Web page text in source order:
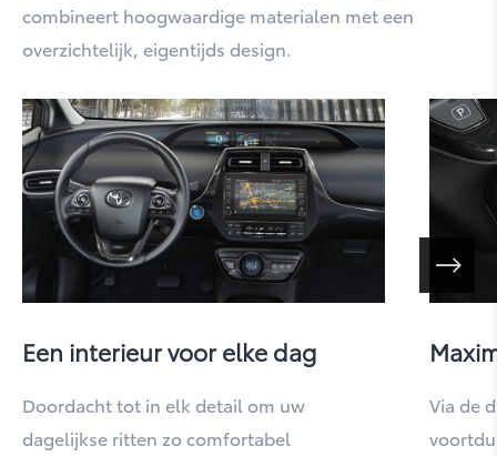
Urban Cruiser
combineert hoogwaardige materialen met een
overzichtelijk, eigentijds design.
Een interieur voor elke dag
Doordacht tot in elk detail om uw
dagelijkse ritten zo comfortabel
Via de